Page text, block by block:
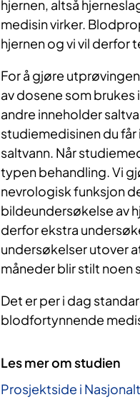
hjernen, altså
medisin virker.
hjernen og vi vil derfor
For å gjøre
av dosene som
andre inneholder
studiemedisinen du
saltvann. Når
typen behandling. Vi
nevrologisk funksjon
bildeundersøkelse av
derfor ekstra
undersøkelser utover
måneder blir stilt noen
Det er per i dag
blodfortynnende
Les mer om studien
Prosjektside i